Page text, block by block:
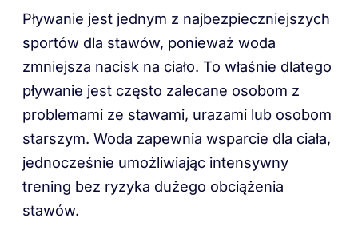
Pływanie jest jednym z najbezpieczniejszych
sportów dla stawów, ponieważ woda
zmniejsza nacisk na ciało. To właśnie dlatego
pływanie jest często zalecane osobom z
problemami ze stawami, urazami lub osobom
starszym. Woda zapewnia wsparcie dla ciała,
jednocześnie umożliwiając intensywny
trening bez ryzyka dużego obciążenia
stawów.